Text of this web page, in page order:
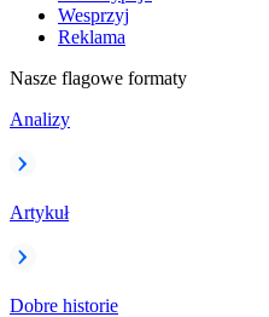
Wesprzyj
Reklama
Nasze flagowe formaty
Analizy
Artykuł
Dobre historie